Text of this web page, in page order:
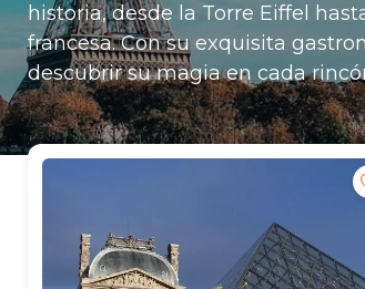
historia, desde la Torre Eiffel
francesa. Con su exquisita
descubrir su magia en cada